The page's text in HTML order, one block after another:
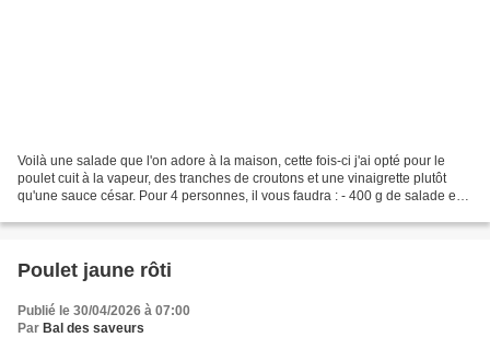
Voilà une salade que l'on adore à la maison, cette fois-ci j'ai opté pour le
poulet cuit à la vapeur, des tranches de croutons et une vinaigrette plutôt
qu'une sauce césar. Pour 4 personnes, il vous faudra : - 400 g de salade en
Poulet jaune rôti
Publié le 30/04/2026 à 07:00
Par Bal des saveurs